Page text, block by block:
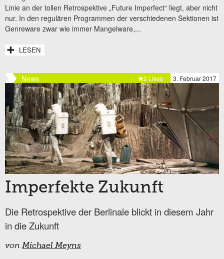
Linie an der tollen Retrospektive „Future Imperfect“ liegt, aber nicht
nur. In den regulären Programmen der verschiedenen Sektionen ist
Genreware zwar wie immer Mangelware,...
LESEN
News 3. Februar 2017
2 Likes
Imperfekte Zukunft
Die Retrospektive der Berlinale blickt in diesem Jahr
in die Zukunft
vonMichael Meyns